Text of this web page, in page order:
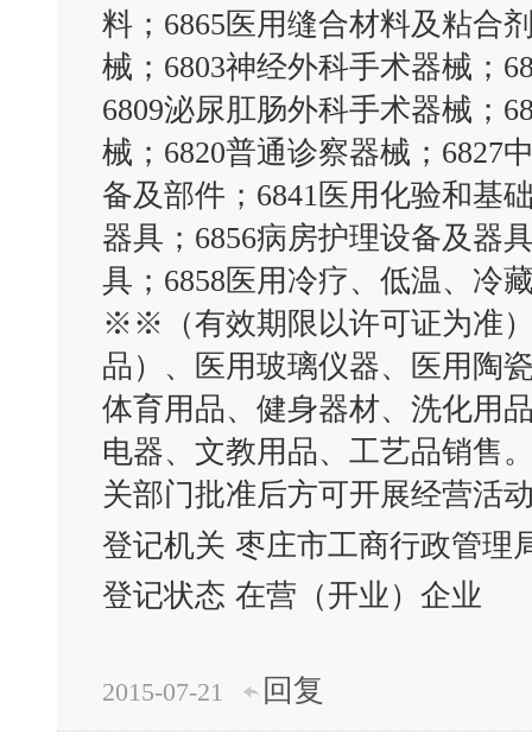
料；6865医用缝合材料及粘
械；6803神经外科手术器械；
6809泌尿肛肠外科手术器械；
械；6820普通诊察器械；6827
备及部件；6841医用化验和基
器具；6856病房护理设备及器
具；6858医用冷疗、低温、冷
※※（有效期限以许可证为准
品）、医用玻璃仪器、医用陶
体育用品、健身器材、洗化用
电器、文教用品、工艺品销售
关部门批准后方可开展经营活
登记机关 枣庄市工商行政管理
登记状态 在营（开业）企业
2015-07-21 回复